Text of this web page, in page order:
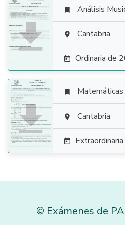

 Análisis
 Cantabria
 Ordinaria de

 Matemáticas
 Cantabria

© Exámenes de